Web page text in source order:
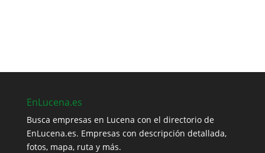
EnLucena.es
Busca empresas en Lucena con el directorio de
EnLucena.es. Empresas con descripción detallada,
fotos, mapa, ruta y más.